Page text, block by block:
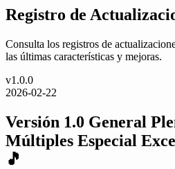
Registro de
Consulta los registros de
las últimas características y mejoras.
v1.0.0
2026-02-22
Versión 1.0 General
Múltiples Especial
🎵